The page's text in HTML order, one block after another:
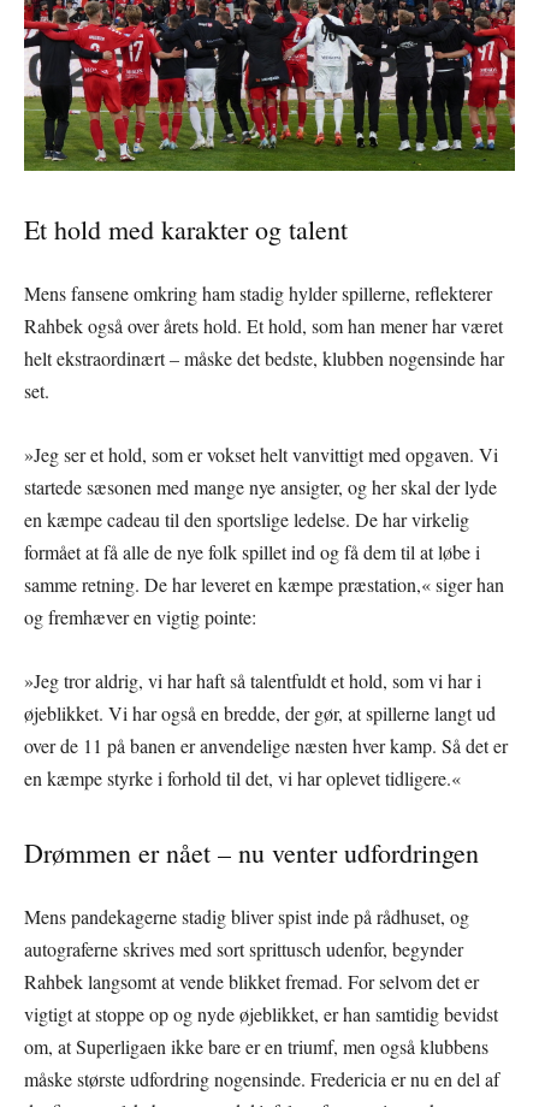
Et hold med karakter og talent
Mens fansene omkring ham stadig hylder spillerne, reflekterer
Rahbek også over årets hold. Et hold, som han mener har været
helt ekstraordinært – måske det bedste, klubben nogensinde har
set.
»Jeg ser et hold, som er vokset helt vanvittigt med opgaven. Vi
startede sæsonen med mange nye ansigter, og her skal der lyde
en kæmpe cadeau til den sportslige ledelse. De har virkelig
formået at få alle de nye folk spillet ind og få dem til at løbe i
samme retning. De har leveret en kæmpe præstation,« siger han
og fremhæver en vigtig pointe:
»Jeg tror aldrig, vi har haft så talentfuldt et hold, som vi har i
øjeblikket. Vi har også en bredde, der gør, at spillerne langt ud
over de 11 på banen er anvendelige næsten hver kamp. Så det er
en kæmpe styrke i forhold til det, vi har oplevet tidligere.«
Drømmen er nået – nu venter udfordringen
Mens pandekagerne stadig bliver spist inde på rådhuset, og
autograferne skrives med sort sprittusch udenfor, begynder
Rahbek langsomt at vende blikket fremad. For selvom det er
vigtigt at stoppe op og nyde øjeblikket, er han samtidig bevidst
om, at Superligaen ikke bare er en triumf, men også klubbens
måske største udfordring nogensinde. Fredericia er nu en del af